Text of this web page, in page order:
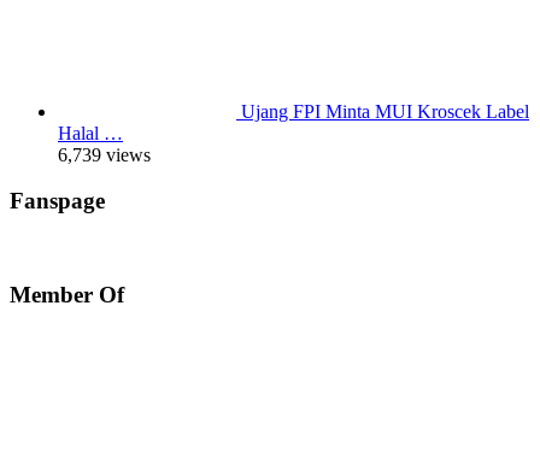
Ujang FPI Minta MUI Kroscek Label
Halal …
6,739 views
Fanspage
Member Of